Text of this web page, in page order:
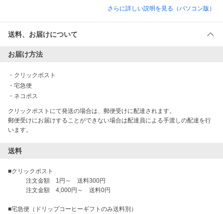
さらに詳しい説明を見る（パソコン版）
送料、お届けについて
お届け方法
・ クリックポスト
・ 宅急便
・ ネコポス
クリックポストにて発送の場合は、郵便受けに配達されます。
郵便受けにお届けすることができない場合は配達員による手渡しの配達を行
います。
送料
■クリックポスト
注文金額　1円～　送料300円
注文金額　4,000円～　送料0円
■宅急便（ドリップコーヒーギフトのみ送料別）